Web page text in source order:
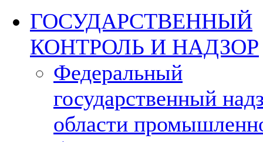
ГОСУДАРСТВЕННЫЙ
КОНТРОЛЬ И НАДЗОР
Федеральный
государственный
области